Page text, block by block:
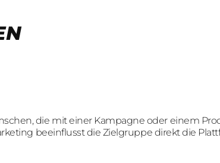
die mit einer Kampagne oder einem
beeinflusst die Zielgruppe direkt die